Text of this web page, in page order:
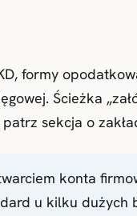
formy
Ścieżka
sekcja o
konta
u kilku dużych